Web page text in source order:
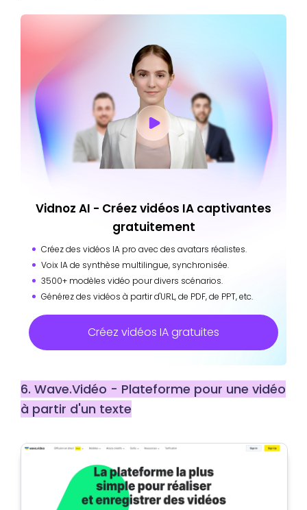
Vidnoz AI - Créez vidéos IA captivantes
gratuitement
Créez des vidéos IA pro avec des avatars réalistes.
Voix IA de synthèse multilingue, synchronisée.
3500+ modèles vidéo pour divers scénarios.
Générez des vidéos à partir d'URL, de PDF, de PPT, etc.
Créez vidéos IA gratuites
6. Wave.Vidéo - Plateforme pour une vidéo
à partir d'un texte